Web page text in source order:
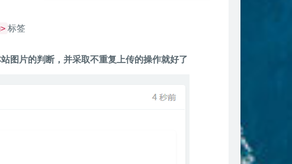
标签
图片的判断，并采取不重复上传的操作就好了